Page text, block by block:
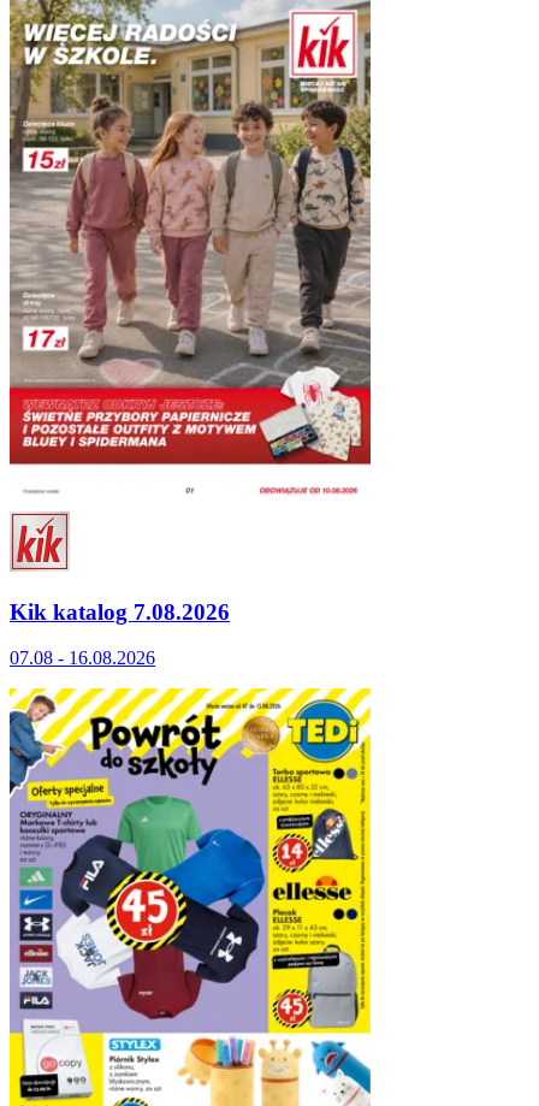
Kik katalog 7.08.2026
07.08 - 16.08.2026